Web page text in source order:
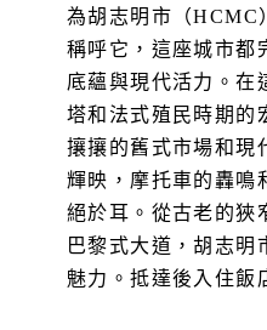
為胡志明市（HCMC
稱呼它，這座城市都
底蘊與現代活力。在
塔和法式殖民時期的
攘攘的舊式市場和現
輝映，摩托車的轟鳴
絕於耳。從古老的狹
巴黎式大道，胡志明
魅力。抵達後入住飯